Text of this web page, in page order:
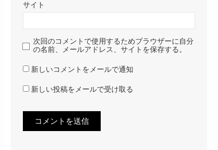
サイト
次回のコメントで使用するためブラウザーに自分
の名前、メールアドレス、サイトを保存する。
新しいコメントをメールで通知
新しい投稿をメールで受け取る